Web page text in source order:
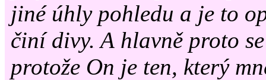
jiné úhly pohledu a je to
činí divy. A hlavně proto
protože On je ten, který